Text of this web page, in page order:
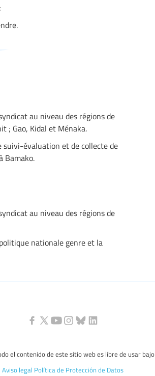
au niveau des régions de
; Gao, Kidal et Ménaka.
suivi-évaluation et de collecte de
Bamako.
au niveau des régions de
nationale genre et la
el contenido de este sitio web es libre de usar bajo
Aviso legal Política de Protección de Datos